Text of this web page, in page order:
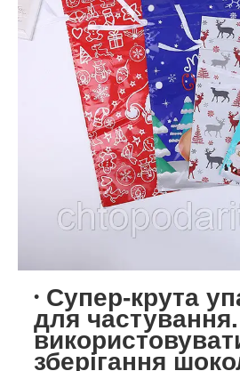
Супер-крута
для
зберігання